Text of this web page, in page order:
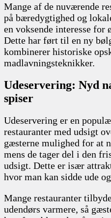
Mange af de nuværende
på bæredygtighed og
en voksende interesse for
Dette har ført til en ny
kombinerer historiske
madlavningsteknikker.
Udeservering: Nyd
spiser
Udeservering er en
restauranter med udsigt
gæsterne mulighed for at
mens de tager del i den
udsigt. Dette er især
hvor man kan sidde ude
Mange restauranter
udendørs varmere, så